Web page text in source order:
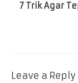
7 Trik Agar
Leave a Reply